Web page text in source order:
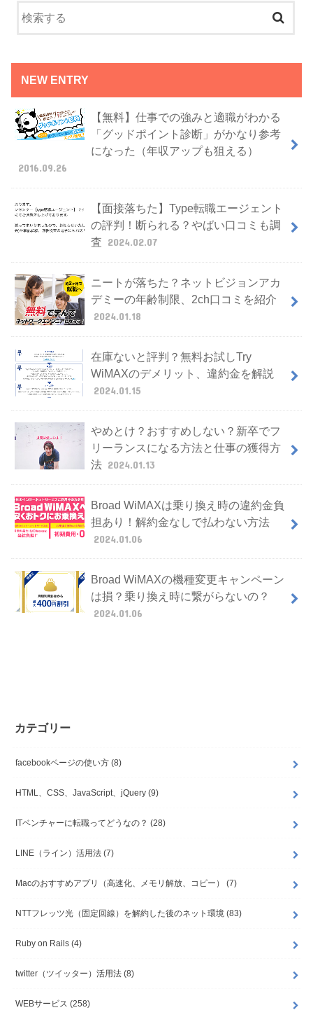
NEW ENTRY
【無料】仕事での強みと適職がわかる
「グッドポイント診断」がかなり参考
になった（年収アップも狙える）
2016.09.26
【面接落ちた】Type転職エージェント
の評判！断られる？やばい口コミも調
査 2024.02.07
ニートが落ちた？ネットビジョンアカ
デミーの年齢制限、2ch口コミを紹介
2024.01.18
在庫ないと評判？無料お試しTry
WiMAXのデメリット、違約金を解説
2024.01.15
やめとけ？おすすめしない？新卒でフ
リーランスになる方法と仕事の獲得方
法 2024.01.13
Broad WiMAXは乗り換え時の違約金負
担あり！解約金なしで払わない方法
2024.01.06
Broad WiMAXの機種変更キャンペーン
は損？乗り換え時に繋がらないの？
2024.01.06
カテゴリー
facebookページの使い方 (8)
HTML、CSS、JavaScript、jQuery (9)
ITベンチャーに転職ってどうなの？ (28)
LINE（ライン）活用法 (7)
Macのおすすめアプリ（高速化、メモリ解放、コピー） (7)
NTTフレッツ光（固定回線）を解約した後のネット環境 (83)
Ruby on Rails (4)
twitter（ツイッター）活用法 (8)
WEBサービス (258)